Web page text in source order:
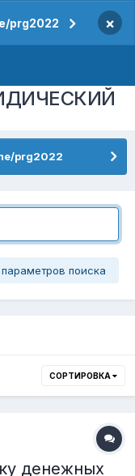
prg2022 ×
prg2022
поиска
СОРТИРОВКА
денежных